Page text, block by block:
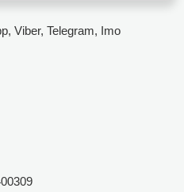
Viber, Telegram, Imo